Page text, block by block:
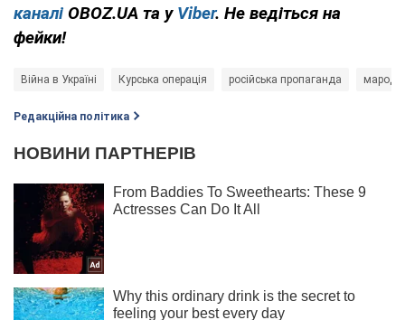
каналі OBOZ.UA та у Viber. Не ведіться на
фейки!
Війна в Україні Курська операція російська пропаганда
Редакційна політика